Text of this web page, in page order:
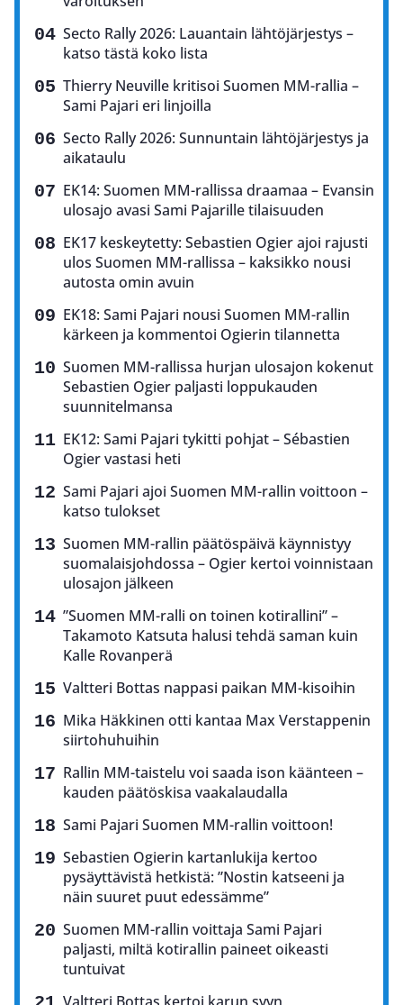
Secto Rally 2026: Lauantain lähtöjärjestys –
katso tästä koko lista
Thierry Neuville kritisoi Suomen MM-rallia –
Sami Pajari eri linjoilla
Secto Rally 2026: Sunnuntain lähtöjärjestys ja
aikataulu
EK14: Suomen MM-rallissa draamaa – Evansin
ulosajo avasi Sami Pajarille tilaisuuden
EK17 keskeytetty: Sebastien Ogier ajoi rajusti
ulos Suomen MM-rallissa – kaksikko nousi
autosta omin avuin
EK18: Sami Pajari nousi Suomen MM-rallin
kärkeen ja kommentoi Ogierin tilannetta
Suomen MM-rallissa hurjan ulosajon kokenut
Sebastien Ogier paljasti loppukauden
suunnitelmansa
EK12: Sami Pajari tykitti pohjat – Sébastien
Ogier vastasi heti
Sami Pajari ajoi Suomen MM-rallin voittoon –
katso tulokset
Suomen MM-rallin päätöspäivä käynnistyy
suomalaisjohdossa – Ogier kertoi voinnistaan
ulosajon jälkeen
”Suomen MM-ralli on toinen kotirallini” –
Takamoto Katsuta halusi tehdä saman kuin
Kalle Rovanperä
Valtteri Bottas nappasi paikan MM-kisoihin
Mika Häkkinen otti kantaa Max Verstappenin
siirtohuhuihin
Rallin MM-taistelu voi saada ison käänteen –
kauden päätöskisa vaakalaudalla
Sami Pajari Suomen MM-rallin voittoon!
Sebastien Ogierin kartanlukija kertoo
pysäyttävistä hetkistä: ”Nostin katseeni ja
näin suuret puut edessämme”
Suomen MM-rallin voittaja Sami Pajari
paljasti, miltä kotirallin paineet oikeasti
tuntuivat